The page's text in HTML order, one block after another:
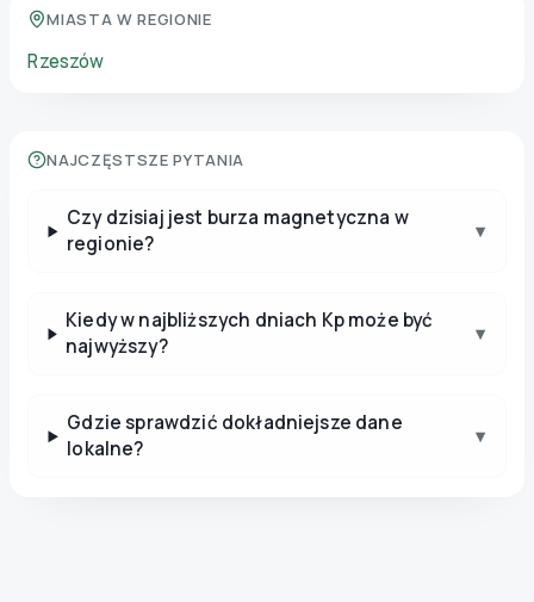
MIASTA W REGIONIE
Rzeszów
NAJCZĘSTSZE PYTANIA
Czy dzisiaj jest burza magnetyczna w
regionie?
▾
Kiedy w najbliższych dniach Kp może być
najwyższy?
▾
Gdzie sprawdzić dokładniejsze dane
lokalne?
▾